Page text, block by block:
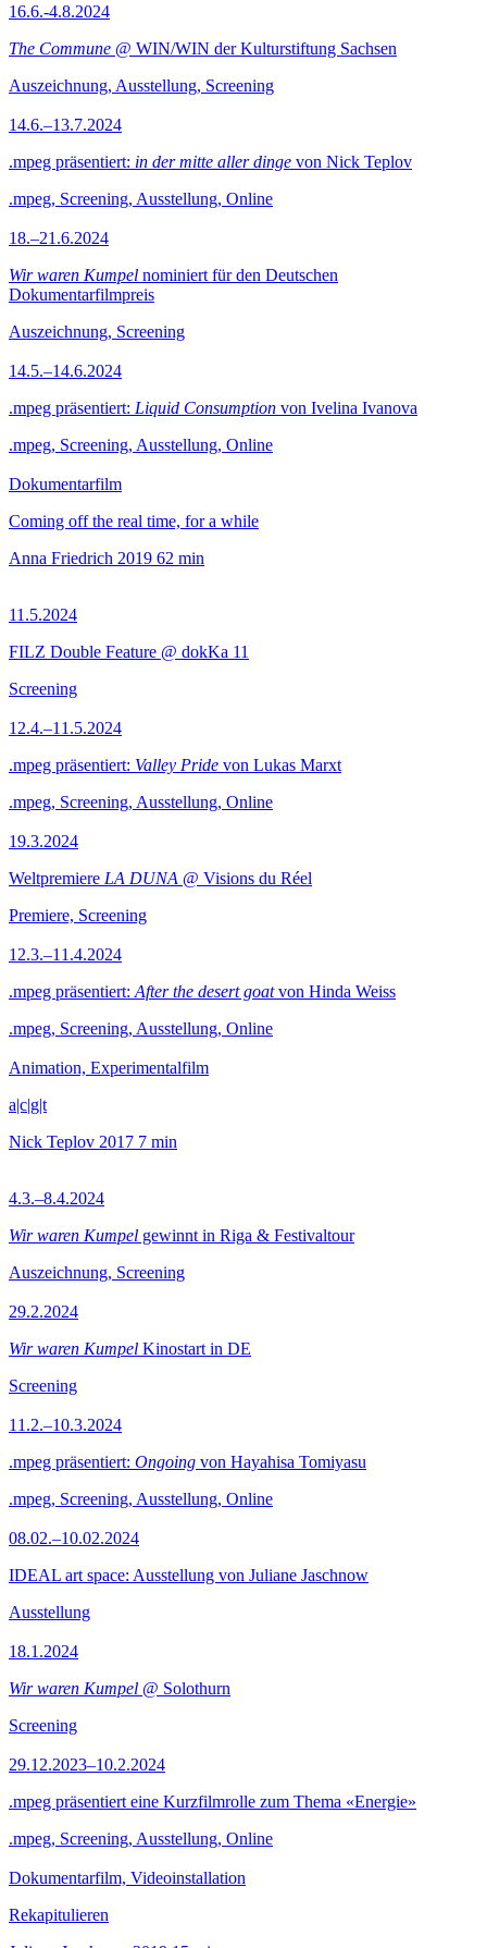
16.6.-4.8.2024
The Commune @ WIN/WIN der Kulturstiftung Sachsen
Auszeichnung, Ausstellung, Screening
14.6.–13.7.2024
.mpeg präsentiert: in der mitte aller dinge von Nick Teplov
.mpeg, Screening, Ausstellung, Online
18.–21.6.2024
Wir waren Kumpel nominiert für den Deutschen
Dokumentarfilmpreis
Auszeichnung, Screening
14.5.–14.6.2024
.mpeg präsentiert: Liquid Consumption von Ivelina Ivanova
.mpeg, Screening, Ausstellung, Online
Dokumentarfilm
Coming off the real time, for a while
Anna Friedrich 2019 62 min
11.5.2024
FILZ Double Feature @ dokKa 11
Screening
12.4.–11.5.2024
.mpeg präsentiert: Valley Pride von Lukas Marxt
.mpeg, Screening, Ausstellung, Online
19.3.2024
Weltpremiere LA DUNA @ Visions du Réel
Premiere, Screening
12.3.–11.4.2024
.mpeg präsentiert: After the desert goatvon Hinda Weiss
.mpeg, Screening, Ausstellung, Online
Animation, Experimentalfilm
a|c|g|t
Nick Teplov 2017 7 min
4.3.–8.4.2024
Wir waren Kumpel gewinnt in Riga & Festivaltour
Auszeichnung, Screening
29.2.2024
Wir waren Kumpel Kinostart in DE
Screening
11.2.–10.3.2024
.mpeg präsentiert: Ongoing von Hayahisa Tomiyasu
.mpeg, Screening, Ausstellung, Online
08.02.–10.02.2024
IDEAL art space: Ausstellung von Juliane Jaschnow
Ausstellung
18.1.2024
Wir waren Kumpel @ Solothurn
Screening
29.12.2023–10.2.2024
.mpeg präsentiert eine Kurzfilmrolle zum Thema «Energie»
.mpeg, Screening, Ausstellung, Online
Dokumentarfilm, Videoinstallation
Rekapitulieren